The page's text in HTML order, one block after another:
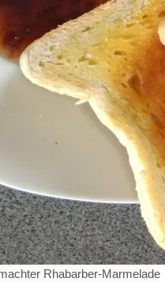
Rhabarber-Marmelade